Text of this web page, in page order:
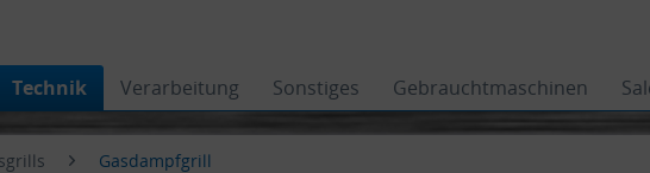
Technik Verarbeitung Sonstiges Gebrauchtmaschinen
Gasdampfgrill